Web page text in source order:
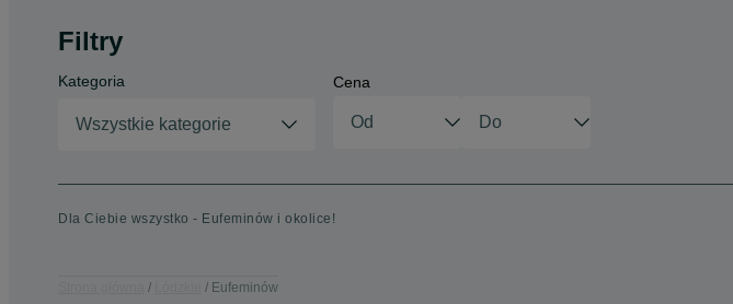
Filtry
Kategoria
Wszystkie kategorie
Cena
Dla Ciebie wszystko - Eufeminów i okolice!
Eufeminów